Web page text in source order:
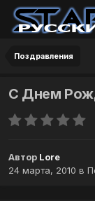
Поздравления
С Днем
Автор Lore
24 марта, 2010 в